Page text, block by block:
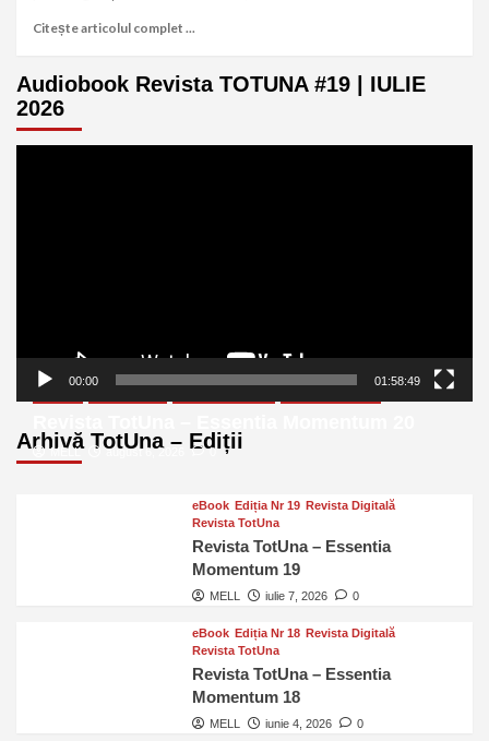
Citește articolul complet ...
Audiobook Revista TOTUNA #19 | IULIE
2026
00:00 01:58:49
Arhivă TotUna – Ediții
MELL august 6, 2026 0
eBook Ediția Nr 19 Revista Digitală
Revista TotUna
Revista TotUna – Essentia
Momentum 19
MELL iulie 7, 2026 0
eBook Ediția Nr 18 Revista Digitală
Revista TotUna
Revista TotUna – Essentia
Momentum 18
MELL iunie 4, 2026 0